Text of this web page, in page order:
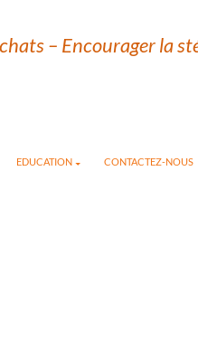
– Encourager la
EDUCATION CONTACTEZ-NOUS